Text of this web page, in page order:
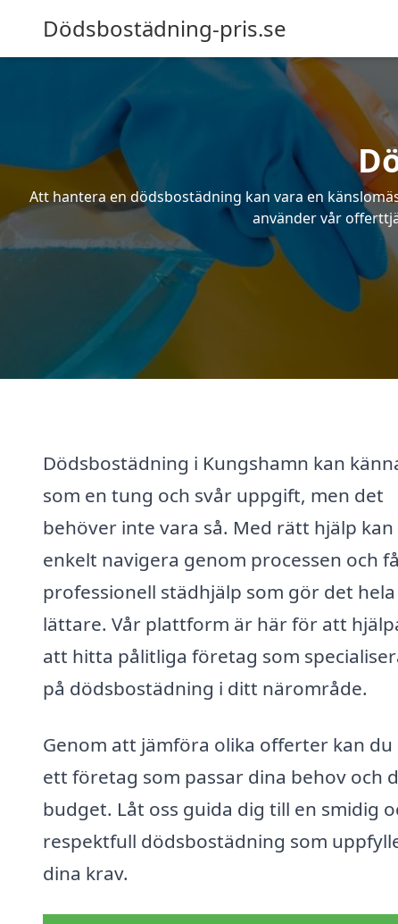
Dödsbostädning-pris.se
Att hantera en dödsbostädning kan vara en
använder vår
Dödsbostädning i Kungshamn kan
som en tung och svår uppgift, men det
behöver inte vara så. Med rätt hjälp kan
enkelt navigera genom processen och få
professionell städhjälp som gör det hela
lättare. Vår plattform är här för att
att hitta pålitliga företag som
på dödsbostädning i ditt närområde.
Genom att jämföra olika offerter kan du
ett företag som passar dina behov och
budget. Låt oss guida dig till en smidig
respektfull dödsbostädning som
dina krav.